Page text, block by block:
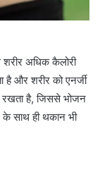
अधिक कैलोरी
है और शरीर को एनर्जी
रखता है, जिससे भोजन
साथ ही थकान भी